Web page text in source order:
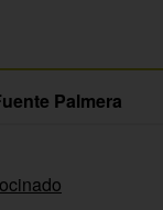
Palmera